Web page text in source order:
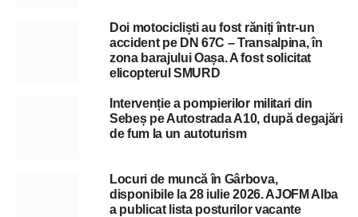
Doi motocicliști au fost răniți într-un
accident pe DN 67C – Transalpina, în
zona barajului Oașa. A fost solicitat
elicopterul SMURD
Intervenție a pompierilor militari din
Sebeș pe Autostrada A10, după degajări
de fum la un autoturism
Locuri de muncă în Gârbova,
disponibile la 28 iulie 2026. AJOFM Alba
a publicat lista posturilor vacante